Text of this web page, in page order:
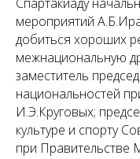
мероприятий
добиться хороших
межнациональную
заместитель
национальностей
И.Э.Круговых;
культуре и спорту
при Правительстве